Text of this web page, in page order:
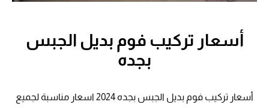
أسعار تركيب فوم بديل الجبس
بجده
أسعار تركيب فوم بديل الجبس بجده 2024 اسعار مناسبة لجميع